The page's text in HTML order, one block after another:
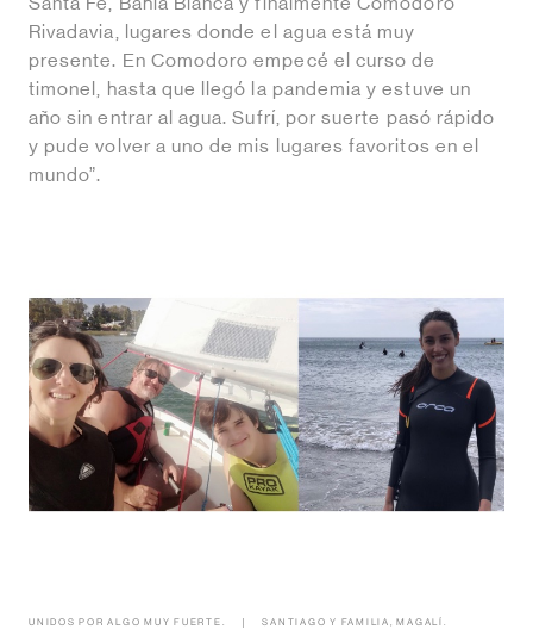
Rivadavia, lugares donde el agua está muy
presente. En Comodoro empecé el curso de
timonel, hasta que llegó la pandemia y estuve un
año sin entrar al agua. Sufrí, por suerte pasó rápido
y pude volver a uno de mis lugares favoritos en el
mundo”.
UNIDOS POR ALGO MUY FUERTE. SANTIAGO Y FAMILIA, MAGALÍ.